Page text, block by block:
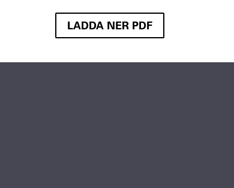
LADDA NER PDF